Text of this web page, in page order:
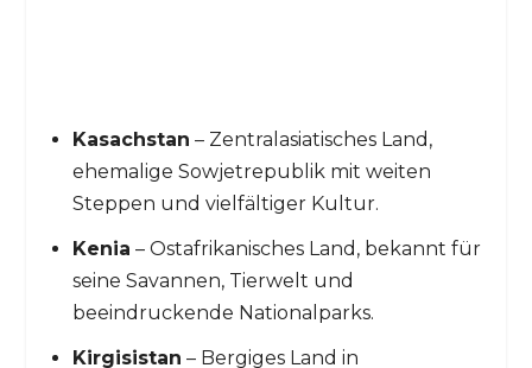
Kasachstan – Zentralasiatisches Land,
ehemalige Sowjetrepublik mit weiten
Steppen und vielfältiger Kultur.
Kenia – Ostafrikanisches Land, bekannt für
seine Savannen, Tierwelt und
beeindruckende Nationalparks.
Kirgisistan – Bergiges Land in